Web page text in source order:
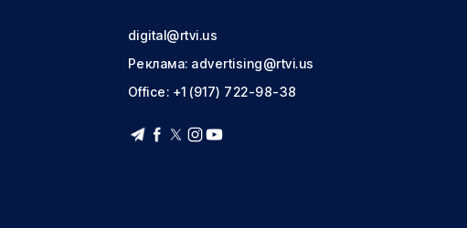
digital@rtvi.us
Реклама: advertising@rtvi.us
Office: +1 (917) 722-98-38